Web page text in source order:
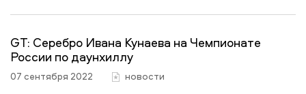
GT: Серебро Ивана Кунаева на Чемпионате
России по даунхиллу
07 сентября 2022 новости